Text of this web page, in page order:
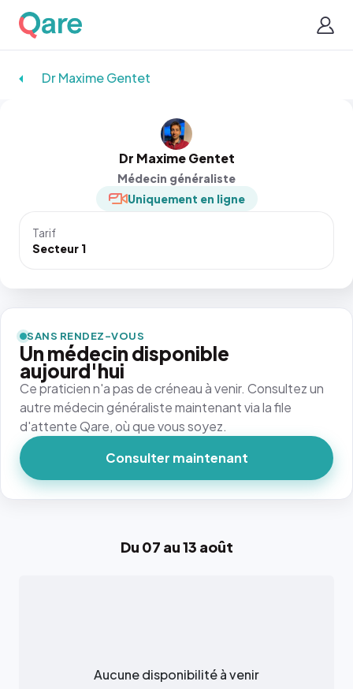
Dr Maxime Gentet
Dr Maxime Gentet
Médecin généraliste
Uniquement en ligne
Tarif
Secteur 1
Du 07 au 13 août
Aucune disponibilité à venir
SANS RENDEZ-VOUS
Un médecin disponible
aujourd'hui
Ce praticien n'a pas de créneau à venir. Consultez un
autre médecin généraliste maintenant via la file
d'attente Qare, où que vous soyez.
Consulter maintenant